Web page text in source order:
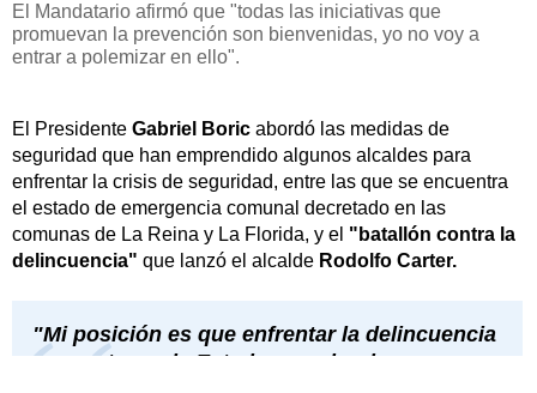
El Mandatario afirmó que "todas las iniciativas que
promuevan la prevención son bienvenidas, yo no voy a
entrar a polemizar en ello".
El Presidente Gabriel Boric abordó las medidas de
seguridad que han emprendido algunos alcaldes para
enfrentar la crisis de seguridad, entre las que se encuentra
el estado de emergencia comunal decretado en las
comunas de La Reina y La Florida, y el "batallón contra la
delincuencia" que lanzó el alcalde Rodolfo Carter.
"Mi posición es que enfrentar la delincuencia
es una tarea de Estado y en donde como